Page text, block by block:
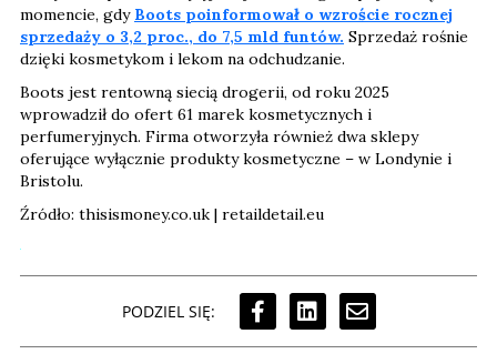
momencie, gdy Boots poinformował o wzroście rocznej
sprzedaży o 3,2 proc., do 7,5 mld funtów. Sprzedaż rośnie
dzięki kosmetykom i lekom na odchudzanie.
Boots jest rentowną siecią drogerii, od roku 2025
wprowadził do ofert 61 marek kosmetycznych i
perfumeryjnych. Firma otworzyła również dwa sklepy
oferujące wyłącznie produkty kosmetyczne – w Londynie i
Bristolu.
Źródło: thisismoney.co.uk | retaildetail.eu
PODZIEL SIĘ: